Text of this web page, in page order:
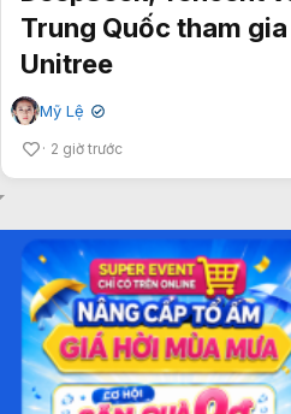
Trung Quốc tham
Unitree
Mỹ Lệ ✔
2 giờ trước